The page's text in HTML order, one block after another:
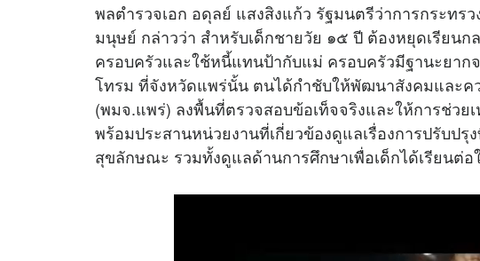
พลตำรวจเอก อดุลย์ แสงสิงแก้ว รัฐมนตรีว่าการกระท
มนุษย์ กล่าวว่า สำหรับเด็กชายวัย ๑๕ ปี ต้องหยุดเรียน
ครอบครัวและใช้หนี้แทนป้ากับแม่ ครอบครัวมีฐานะยา
โทรม ที่จังหวัดแพร่นั้น ตนได้กำชับให้พัฒนาสังคมและ
(พมจ.แพร่) ลงพื้นที่ตรวจสอบข้อเท็จจริงและให้การช่วย
พร้อมประสานหน่วยงานที่เกี่ยวข้องดูแลเรื่องการปรับปรุ
สุขลักษณะ รวมทั้งดูแลด้านการศึกษาเพื่อเด็กได้เรียนต่อ